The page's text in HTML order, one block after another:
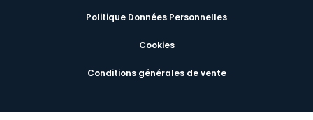
Politique Données Personnelles
Cookies
Conditions générales de vente